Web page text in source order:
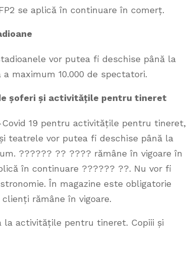
se aplică în continuare în comerț.
vor putea fi deschise până la
maximum 10.000 de spectatori.
șoferi și activitățile pentru tineret
19 pentru activitățile pentru tineret,
teatrele vor putea fi deschise până la
?????? ?? ???? rămâne în vigoare în
în continuare ?????? ??. Nu vor fi
În magazine este obligatorie
rămâne în vigoare.
la activitățile pentru tineret. Copiii și